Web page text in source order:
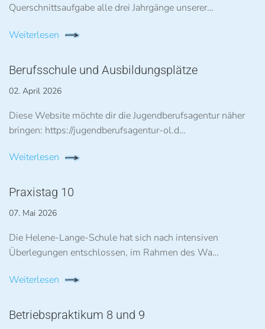
Querschnittsaufgabe alle drei Jahrgänge unserer…
Weiterlesen
Berufsschule und Ausbildungsplätze
02. April 2026
Diese Website möchte dir die Jugendberufsagentur näher
bringen: https://jugendberufsagentur-ol.d…
Weiterlesen
Praxistag 10
07. Mai 2026
Die Helene-Lange-Schule hat sich nach intensiven
Überlegungen entschlossen, im Rahmen des Wa…
Weiterlesen
Betriebspraktikum 8 und 9